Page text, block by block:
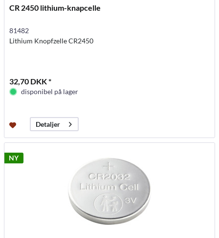
CR 2450 lithium-knapcelle
81482
Lithium Knopfzelle CR2450
32,70 DKK *
disponibel på lager
Detaljer
NY